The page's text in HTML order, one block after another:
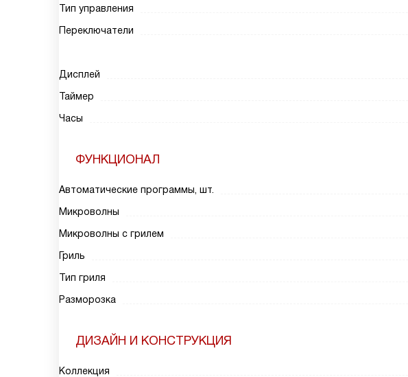
Тип управления
Переключатели
Дисплей
Таймер
Часы
ФУНКЦИОНАЛ
Автоматические программы, шт.
Микроволны
Микроволны с грилем
Гриль
Тип гриля
Разморозка
ДИЗАЙН И КОНСТРУКЦИЯ
Коллекция